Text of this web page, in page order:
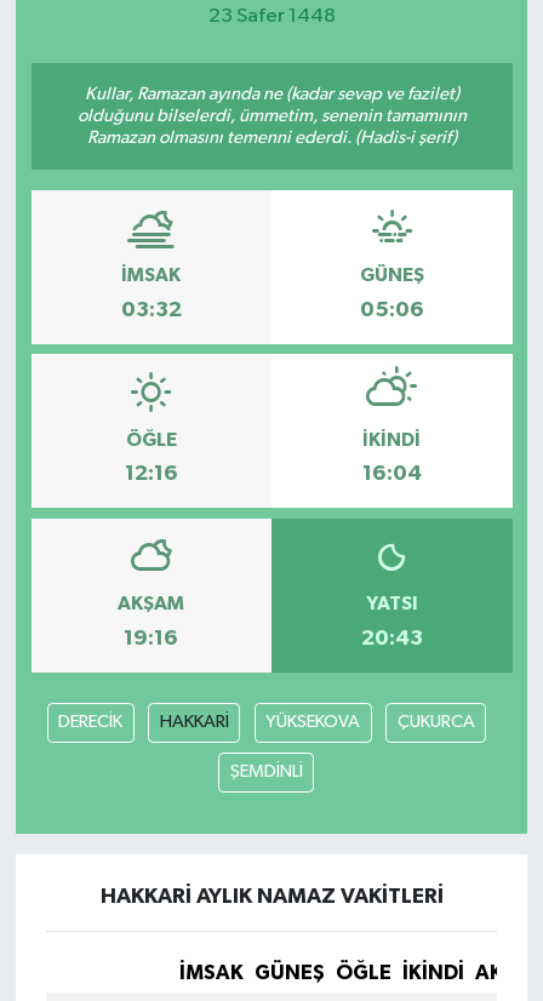
23 Safer 1448
Kullar, Ramazan ayında ne (kadar sevap ve fazilet)
olduğunu bilselerdi, ümmetim, senenin tamamının
Ramazan olmasını temenni ederdi. (Hadis-i şerif)
İMSAK
03:32
GÜNEŞ
05:06
ÖĞLE
12:16
İKINDI
16:04
AKŞAM
19:16
YATSI
20:43
DERECİK HAKKARİ YÜKSEKOVA ÇUKURCA
ŞEMDİNLİ
HAKKARİ AYLIK NAMAZ VAKITLERI
İMSAK GÜNEŞ ÖĞLE İKINDI
Etkinlikler